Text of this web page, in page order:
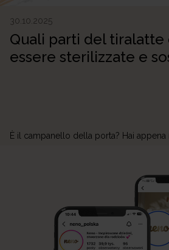
30.10.2025
Quali parti del tiralatte
essere sterilizzate e
È il campanello della porta? Hai
ma in realtà… Da dove cominciare? Puoi
montarlo, applicarlo al seno e usarlo
no! Probabilmente ti starai chiedendo